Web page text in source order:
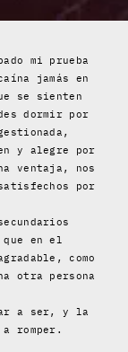
mi prueba
jamás en
se sienten
dormir por
y alegre por
ventaja, nos
por
en el
como
otra persona
a ser, y la
romper.